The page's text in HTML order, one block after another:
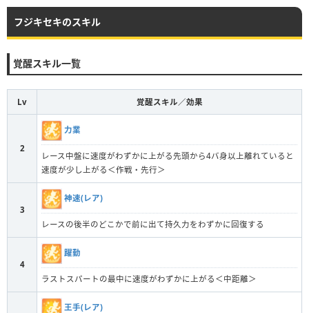
フジキセキのスキル
覚醒スキル一覧
Lv 覚醒スキル／効果
2
力業
レース中盤に速度がわずかに上がる先頭から4バ身以上離れていると
速度が少し上がる＜作戦・先行＞
3
神速(レア)
レースの後半のどこかで前に出て持久力をわずかに回復する
4
躍動
ラストスパートの最中に速度がわずかに上がる＜中距離＞
王手(レア)